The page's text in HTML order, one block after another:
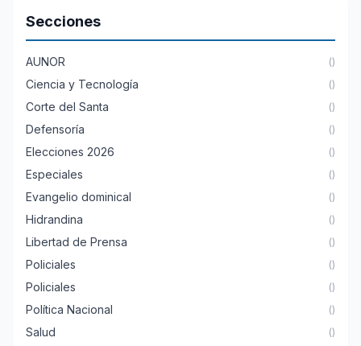
Secciones
AUNOR ()
Ciencia y Tecnología ()
Corte del Santa ()
Defensoría ()
Elecciones 2026 ()
Especiales ()
Evangelio dominical ()
Hidrandina ()
Libertad de Prensa ()
Policiales ()
Policiales ()
Política Nacional ()
Salud ()